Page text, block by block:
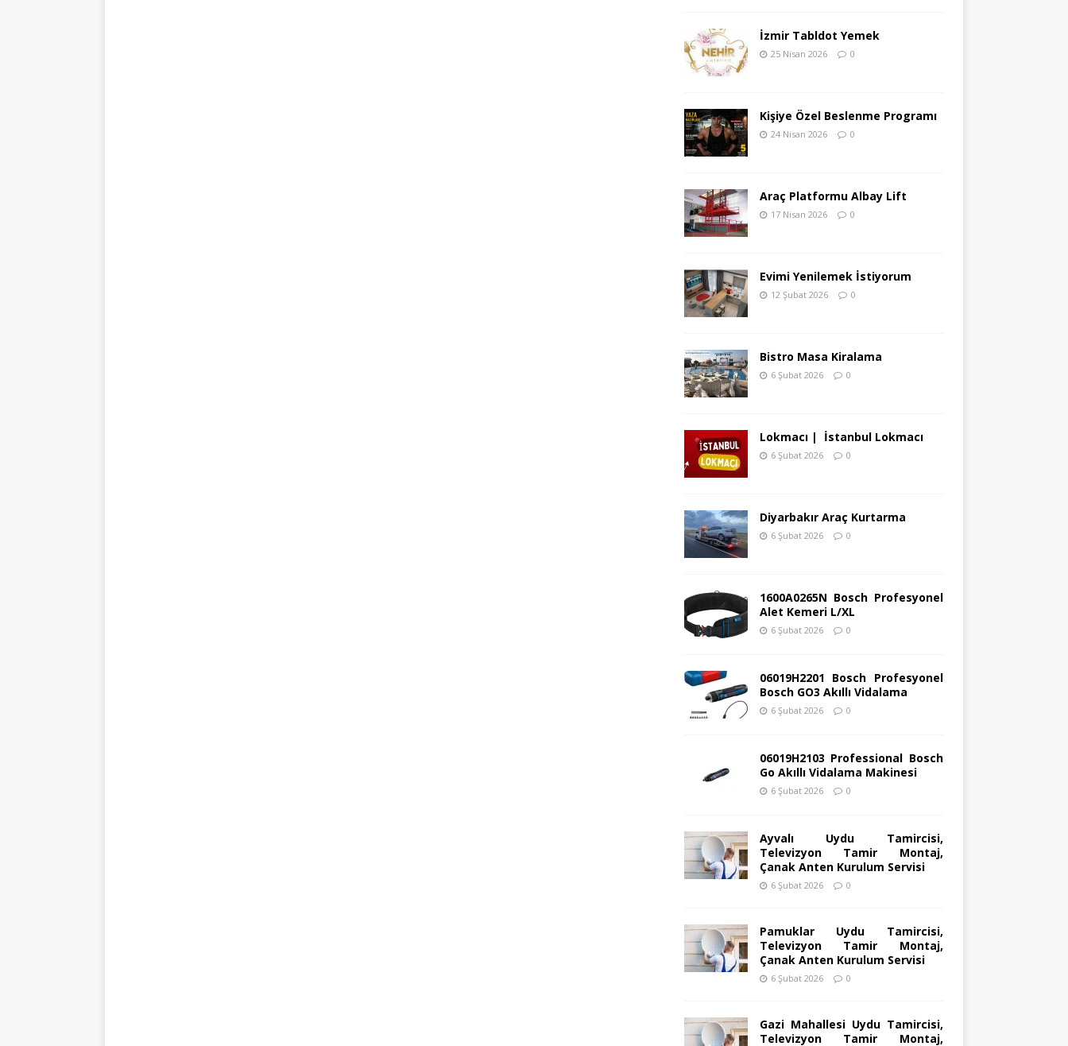
İzmir Tabldot Yemek
25 Nisan 2026 0
Kişiye Özel Beslenme Programı
24 Nisan 2026 0
Araç Platformu Albay Lift
17 Nisan 2026 0
Evimi Yenilemek İstiyorum
12 Şubat 2026 0
Bistro Masa Kiralama
6 Şubat 2026 0
Lokmacı | İstanbul Lokmacı
6 Şubat 2026 0
Diyarbakır Araç Kurtarma
6 Şubat 2026 0
1600A0265N Bosch Profesyonel
Alet Kemeri L/XL
6 Şubat 2026 0
06019H2201 Bosch Profesyonel
Bosch GO3 Akıllı Vidalama
6 Şubat 2026 0
06019H2103 Professional Bosch
Go Akıllı Vidalama Makinesi
6 Şubat 2026 0
Ayvalı Uydu Tamircisi,
Televizyon Tamir Montaj,
Çanak Anten Kurulum Servisi
6 Şubat 2026 0
Pamuklar Uydu Tamircisi,
Televizyon Tamir Montaj,
Çanak Anten Kurulum Servisi
6 Şubat 2026 0
Gazi Mahallesi Uydu Tamircisi,
Televizyon Tamir Montaj,